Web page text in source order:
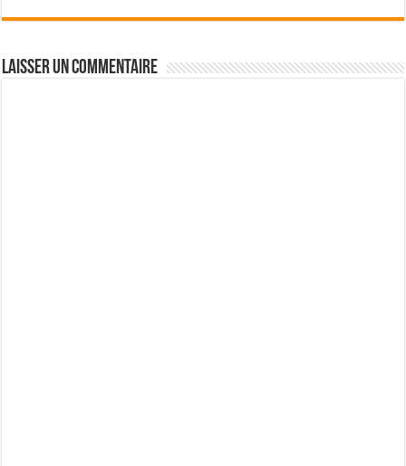
Laisser un commentaire